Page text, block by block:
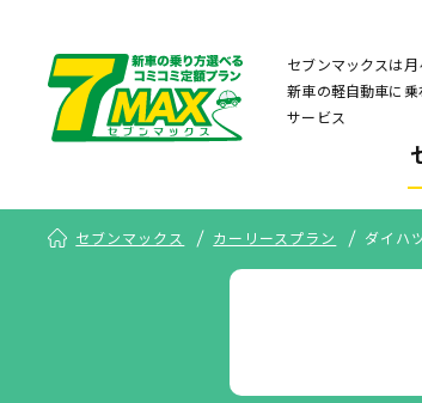
セブンマックスは
新車の軽自動車に乗
サービス
セブンマックス カーリースプラン ダイハ